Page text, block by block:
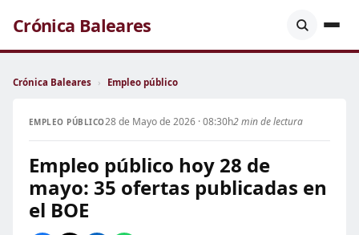
Crónica Baleares
Crónica Baleares › Empleo público
EMPLEO PÚBLICO28 de Mayo de 2026 · 08:30h2 min de lectura
Empleo público hoy 28 de
mayo: 35 ofertas publicadas en
el BOE